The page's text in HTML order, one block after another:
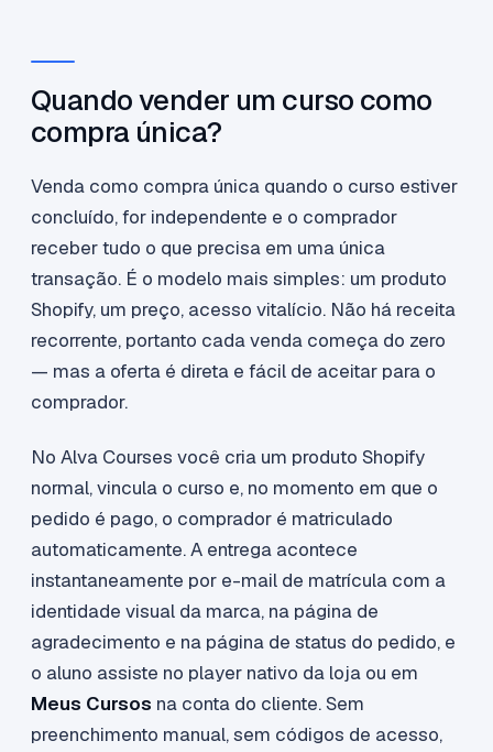
Quando vender um curso como
compra única?
Venda como compra única quando o curso estiver
concluído, for independente e o comprador
receber tudo o que precisa em uma única
transação. É o modelo mais simples: um produto
Shopify, um preço, acesso vitalício. Não há receita
recorrente, portanto cada venda começa do zero
— mas a oferta é direta e fácil de aceitar para o
comprador.
No Alva Courses você cria um produto Shopify
normal, vincula o curso e, no momento em que o
pedido é pago, o comprador é matriculado
automaticamente. A entrega acontece
instantaneamente por e-mail de matrícula com a
identidade visual da marca, na página de
agradecimento e na página de status do pedido, e
o aluno assiste no player nativo da loja ou em
Meus Cursos na conta do cliente. Sem
preenchimento manual, sem códigos de acesso,